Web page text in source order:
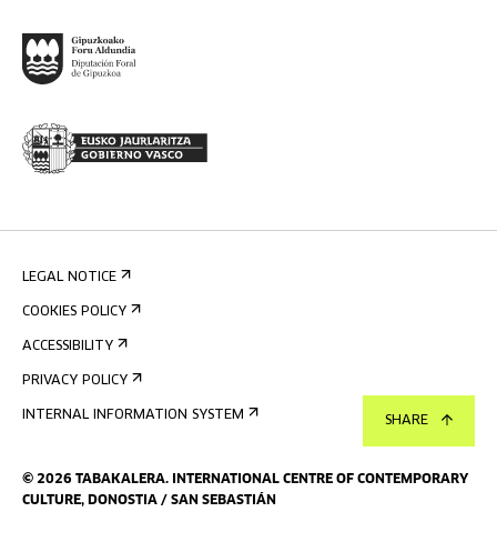
SHARE
© 2026 TABAKALERA.
INTERNATIONAL CENTRE OF CONTEMPORARY
CULTURE, DONOSTIA / SAN SEBASTIÁN
LEGAL NOTICE
COOKIES POLICY
ACCESSIBILITY
PRIVACY POLICY
INTERNAL INFORMATION SYSTEM